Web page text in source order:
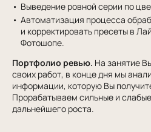
Выведение ровной серии по
Автоматизация процесса
и корректировать пресеты в
Фотошопе.
Портфолио ревью. На занятие
своих работ, в конце дня мы
информации, которую Вы
Прорабатываем сильные и
дальнейшего роста.